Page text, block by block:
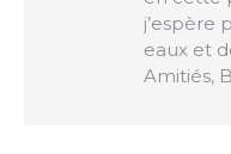
j’espère
eaux et
Amitiés,